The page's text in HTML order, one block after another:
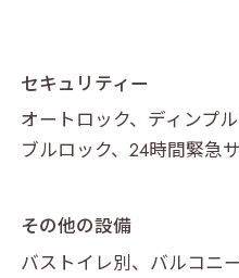
セキュリティー
オートロック、ディンプ
ブルロック、24時間緊急
その他の設備
バストイレ別、バルコニ